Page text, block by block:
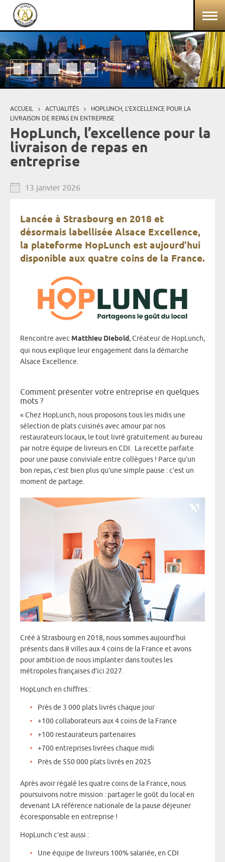
Aller au contenu principal
Vous êtes ici
ACCUEIL ACTUALITÉS
HOPLUNCH, L’EXCELLENCE POUR LA
LIVRAISON DE REPAS EN ENTREPRISE
HopLunch, l’excellence pour la
livraison de repas en
entreprise
13 janvier 2026
Lancée à Strasbourg en 2018 et
désormais labellisée Alsace Excellence,
la plateforme HopLunch est aujourd’hui
disponible aux quatre coins de la France.
Rencontre avec Matthieu Diebold, Créateur de HopLunch,
qui nous explique leur engagement dans la démarche
Alsace Excellence.
Comment présenter votre entreprise en quelques
mots ?
« Chez HopLunch, nous proposons tous les midis une
sélection de plats cuisinés avec amour par nos
restaurateurs locaux, le tout livré gratuitement au bureau
par notre équipe de livreurs en CDI. La recette parfaite
pour une pause conviviale entre collègues ! Parce qu’un
bon repas, c’est bien plus qu’une simple pause : c’est un
moment de partage.
Créé à Strasbourg en 2018, nous sommes aujourd’hui
présents dans 8 villes aux 4 coins de la France et avons
pour ambition de nous implanter dans toutes les
métropoles françaises d’ici 2027.
HopLunch en chiffres :
Près de 3 000 plats livrés chaque jour
+100 collaborateurs aux 4 coins de la France
+100 restaurateurs partenaires
+700 entreprises livrées chaque midi
Près de 550 000 plats livrés en 2025
Après avoir régalé les quatre coins de la France, nous
poursuivons notre mission : partager le goût du local en
devenant LA référence nationale de la pause déjeuner
écoresponsable en entreprise !
HopLunch c’est aussi :
Une équipe de livreurs 100% salariée, en CDI
Panneau de gestion des cookies